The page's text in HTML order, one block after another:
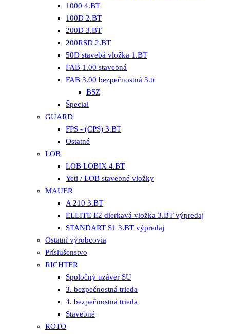
1000 4.BT
100D 2.BT
200D 3.BT
200RSD 2.BT
50D stavebá vložka 1.BT
FAB 1.00 stavebná
FAB 3.00 bezpečnostná 3.tr
BSZ
Špecial
GUARD
FPS - (CPS) 3.BT
Ostatné
LOB
LOB LOBIX 4.BT
Yeti / LOB stavebné vložky
MAUER
A 210 3.BT
ELLITE E2 dierkavá vložka 3.BT výpredaj
STANDART S1 3.BT výpredaj
Ostatní výrobcovia
Príslušenstvo
RICHTER
Spoločný uzáver SU
3. bezpečnostná trieda
4. bezpečnostná trieda
Stavebné
ROTO